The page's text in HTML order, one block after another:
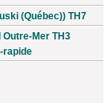
(Québec)) TH7
Mer TH3
rapide